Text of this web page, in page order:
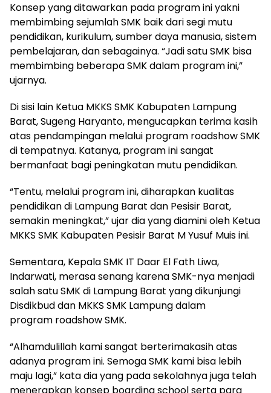
Konsep yang ditawarkan pada program ini yakni
membimbing sejumlah SMK baik dari segi mutu
pendidikan, kurikulum, sumber daya manusia, sistem
pembelajaran, dan sebagainya. “Jadi satu SMK bisa
membimbing beberapa SMK dalam program ini,”
ujarnya.
Di sisi lain Ketua MKKS SMK Kabupaten Lampung
Barat, Sugeng Haryanto, mengucapkan terima kasih
atas pendampingan melalui program roadshow SMK
di tempatnya. Katanya, program ini sangat
bermanfaat bagi peningkatan mutu pendidikan.
“Tentu, melalui program ini, diharapkan kualitas
pendidikan di Lampung Barat dan Pesisir Barat,
semakin meningkat,” ujar dia yang diamini oleh Ketua
MKKS SMK Kabupaten Pesisir Barat M Yusuf Muis ini.
Sementara, Kepala SMK IT Daar El Fath Liwa,
Indarwati, merasa senang karena SMK-nya menjadi
salah satu SMK di Lampung Barat yang dikunjungi
Disdikbud dan MKKS SMK Lampung dalam
program roadshow SMK.
“Alhamdulillah kami sangat berterimakasih atas
adanya program ini. Semoga SMK kami bisa lebih
maju lagi,” kata dia yang pada sekolahnya juga telah